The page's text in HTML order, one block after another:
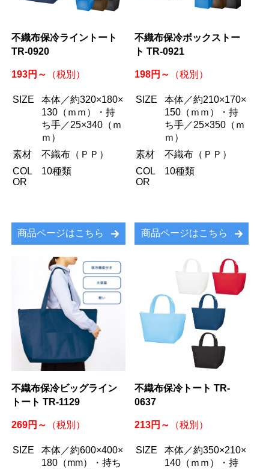
不織布保冷ライントート
TR-0920
193円～ （税別）
SIZE
本体／約320×180×
130（ｍｍ）・持
ち手／25×340（ｍ
ｍ）
素材
不織布（ＰＰ）
COL
OR
10種類
商品ページはこちら
不織布保冷ボックストー
ト TR-0921
198円～ （税別）
SIZE
本体／約210×170×
150（ｍｍ）・持
ち手／25×350（ｍ
ｍ）
素材
不織布（ＰＰ）
COL
OR
10種類
商品ページはこちら
不織布保冷ビッグライン
トート TR-1129
269円～ （税別）
SIZE
本体／約600×400×
180（mm）・持ち
不織布保冷トート TR-
0637
213円～ （税別）
SIZE
本体／約350×210×
140（ｍｍ）・持